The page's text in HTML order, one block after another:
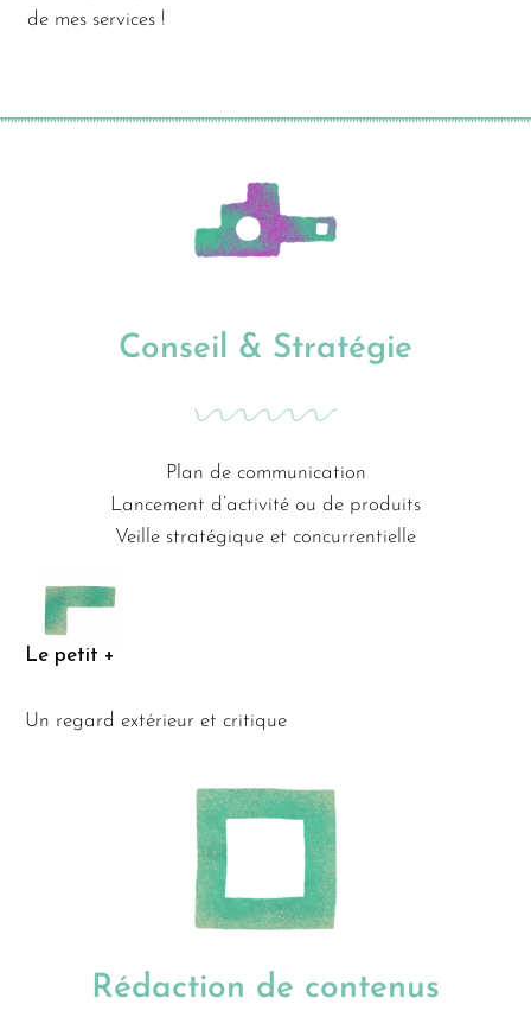
de mes services !
Conseil & Stratégie
Plan de communication
Lancement d’activité ou de produits
Veille stratégique et concurrentielle
Le petit +
Un regard extérieur et critique
Rédaction de contenus